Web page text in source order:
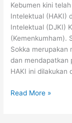
Kebumen kini
Intelektual (HAKI)
Intelektual (DJKI)
(Kemenkumham).
Sokka merupakan
dan mendapatkan
HAKI ini dilakukan
Kemenkumham
Read More »